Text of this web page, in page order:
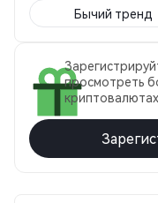
Бычий тренд
просмотреть